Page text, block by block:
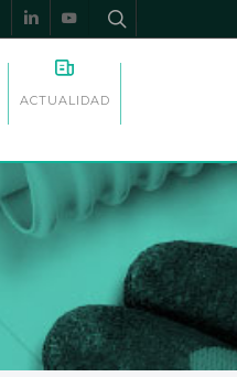
linkedinyoutube
ACTUALIDAD